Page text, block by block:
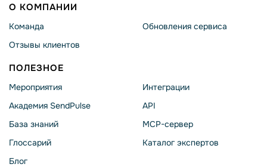
О КОМПАНИИ
Команда
Отзывы клиентов
Обновления сервиса
ПОЛЕЗНОЕ
Мероприятия
Академия SendPulse
База знаний
Глоссарий
Блог
Интеграции
API
MCP-сервер
Каталог экспертов